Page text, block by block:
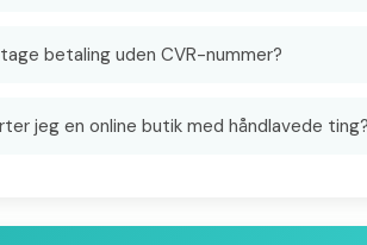
betaling uden CVR-nummer?
jeg en online butik med håndlavede